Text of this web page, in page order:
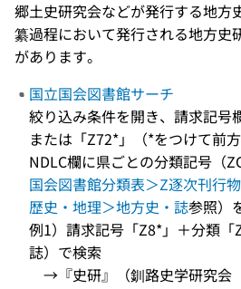
郷土史研究会などが発行する地方
纂過程において発行される地方史
があります。
国立国会図書館サーチ
絞り込み条件を開き、請求記号
または「Z72*」（*をつけて前
NDLC欄に県ごとの分類記号（
国会図書館分類表＞Z逐次刊行
歴史・地理＞地方史・誌参照）
例1）請求記号「Z8*」＋分類「
誌）で検索
→『史研』（釧路史学研究